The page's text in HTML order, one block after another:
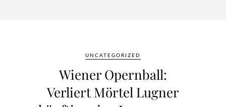
UNCATEGORIZED
Wiener Opernball:
Verliert Mörtel Lugner